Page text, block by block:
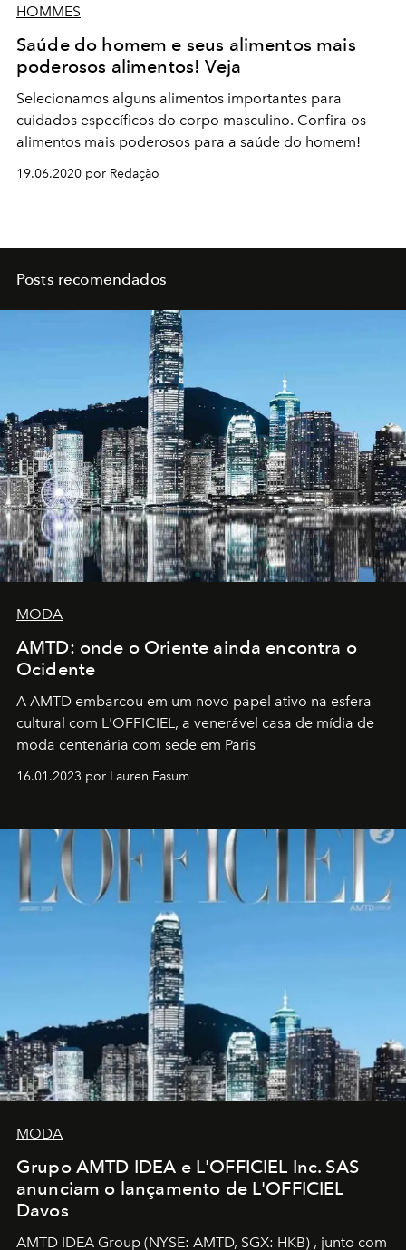
HOMMES
Saúde do homem e seus alimentos mais
poderosos alimentos! Veja
Selecionamos alguns alimentos importantes para
cuidados específicos do corpo masculino. Confira os
alimentos mais poderosos para a saúde do homem!
19.06.2020 por Redação
Posts recomendados
MODA
AMTD: onde o Oriente ainda encontra o
Ocidente
A AMTD embarcou em um novo papel ativo na esfera
cultural com L'OFFICIEL, a venerável casa de mídia de
moda centenária com sede em Paris
16.01.2023 por Lauren Easum
MODA
Grupo AMTD IDEA e L'OFFICIEL Inc. SAS
anunciam o lançamento de L'OFFICIEL
Davos
AMTD IDEA Group (NYSE: AMTD, SGX: HKB) , junto com